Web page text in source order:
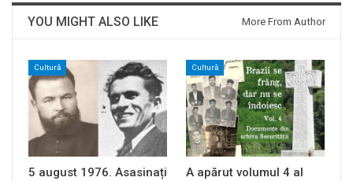
YOU MIGHT ALSO LIKE More From Author
Cultură
5 august 1976. Asasinați
Cultură
A apărut volumul 4 al